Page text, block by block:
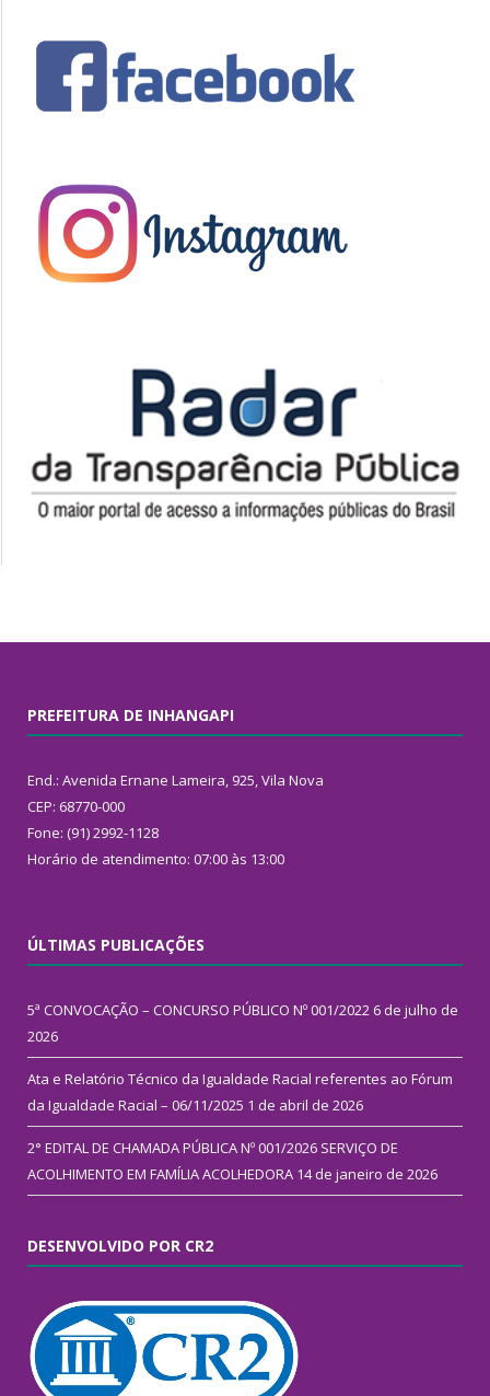
PREFEITURA DE INHANGAPI
End.: Avenida Ernane Lameira, 925, Vila Nova
CEP: 68770-000
Fone: (91) 2992-1128
Horário de atendimento: 07:00 às 13:00
ÚLTIMAS PUBLICAÇÕES
5ª CONVOCAÇÃO – CONCURSO PÚBLICO Nº 001/2022 6 de julho de
2026
Ata e Relatório Técnico da Igualdade Racial referentes ao Fórum
da Igualdade Racial – 06/11/2025 1 de abril de 2026
2° EDITAL DE CHAMADA PÚBLICA Nº 001/2026 SERVIÇO DE
ACOLHIMENTO EM FAMÍLIA ACOLHEDORA 14 de janeiro de 2026
DESENVOLVIDO POR CR2